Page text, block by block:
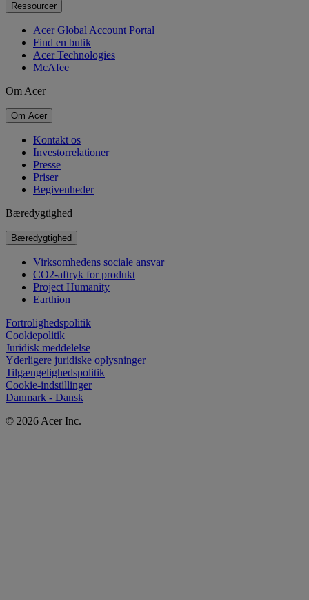
Ressourcer
Acer Global Account Portal
Find en butik
Acer Technologies
McAfee
Om Acer
Om Acer
Kontakt os
Investorrelationer
Presse
Priser
Begivenheder
Bæredygtighed
Bæredygtighed
Virksomhedens sociale ansvar
CO2-aftryk for produkt
Project Humanity
Earthion
Fortrolighedspolitik
Cookiepolitik
Juridisk meddelelse
Yderligere juridiske oplysninger
Tilgængelighedspolitik
Cookie-indstillinger
Danmark - Dansk
© 2026 Acer Inc.